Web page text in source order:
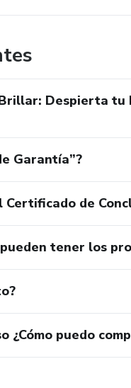
Despierta
Garantía”?
Certificado de
tener los
¿Cómo puedo